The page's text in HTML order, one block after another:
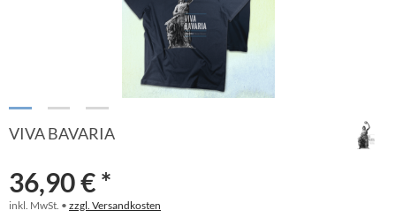
VIVA BAVARIA
36,90 € *
inkl. MwSt. • zzgl. Versandkosten